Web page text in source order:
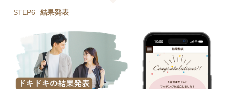
STEP6 結果発表